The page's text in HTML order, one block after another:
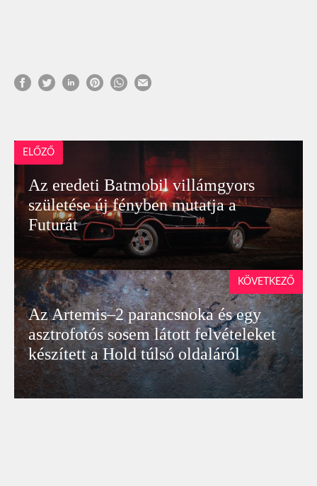
ELŐZŐ
Az eredeti Batmobil villámgyors
születése új fényben mutatja a
Futurát
Az Artemis–2 parancsnoka és egy
asztrofotós sosem látott felvételeket
készített a Hold túlsó oldaláról
KÖVETKEZŐ